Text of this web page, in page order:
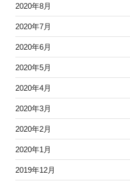
2020年8月
2020年7月
2020年6月
2020年5月
2020年4月
2020年3月
2020年2月
2020年1月
2019年12月